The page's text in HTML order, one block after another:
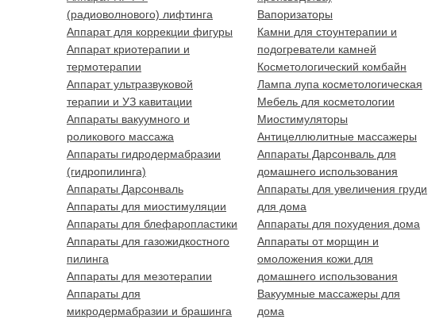
(радиоволнового) лифтинга
Аппарат для коррекции фигуры
Аппарат криотерапии и
термотерапии
Аппарат ультразвуковой
терапии и УЗ кавитации
Аппараты вакуумного и
роликового массажа
Аппараты гидродермабразии
(гидропилинга)
Аппараты Дарсонваль
Аппараты для миостимуляции
Аппараты для блефаропластики
Аппараты для газожидкостного
пилинга
Аппараты для мезотерапии
Аппараты для
микродермабразии и брашинга
Вапоризаторы
Камни для стоунтерапии и
подогреватели камней
Косметологический комбайн
Лампа лупа косметологическая
Мебель для косметологии
Миостимуляторы
Антицеллюлитные массажеры
Аппараты Дарсонваль для
домашнего использования
Аппараты для увеличения груди
для дома
Аппараты для похудения дома
Аппараты от морщин и
омоложения кожи для
домашнего использования
Вакуумные массажеры для
дома